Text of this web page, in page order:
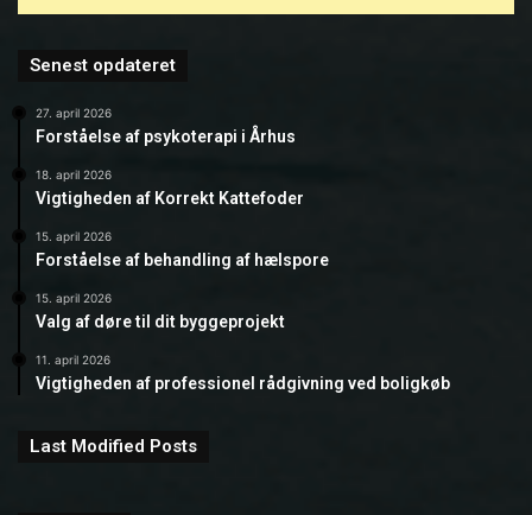
Senest opdateret
27. april 2026
Forståelse af psykoterapi i Århus
18. april 2026
Vigtigheden af Korrekt Kattefoder
15. april 2026
Forståelse af behandling af hælspore
15. april 2026
Valg af døre til dit byggeprojekt
11. april 2026
Vigtigheden af professionel rådgivning ved boligkøb
Last Modified Posts